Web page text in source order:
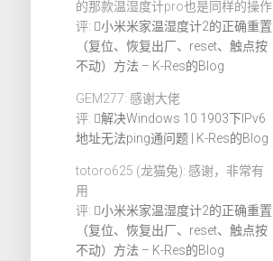
的那款温湿度计pro也是同样的操作
评:
小米米家温湿度计2的正确重置
（复位、恢复出厂、reset、触点按
不动）方法 – K-Res的Blog
GEM277: 感谢大佬
评:
解决Windows 10 1903下IPv6
地址无法ping通问题 | K-Res的Blog
totoro625 (龙猫兔): 感谢，非常有
用
评:
小米米家温湿度计2的正确重置
（复位、恢复出厂、reset、触点按
不动）方法 – K-Res的Blog